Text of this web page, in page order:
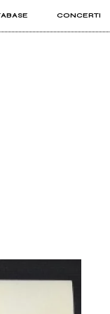
CONCERTI
PRO